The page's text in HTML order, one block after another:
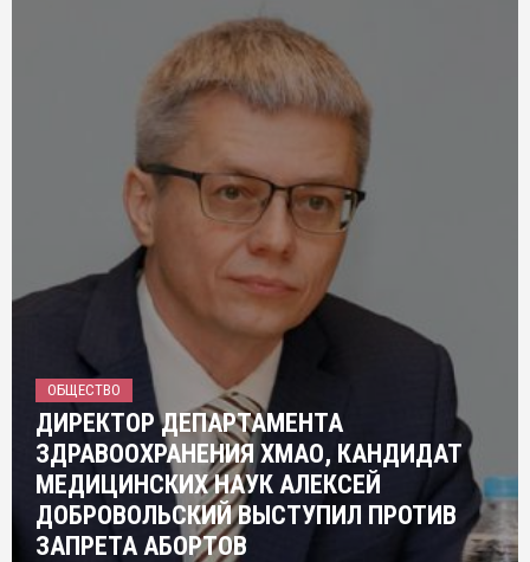
ОБЩЕСТВО
ДИРЕКТОР ДЕПАРТАМЕНТА
ЗДРАВООХРАНЕНИЯ ХМАО, КАНДИДАТ
МЕДИЦИНСКИХ НАУК АЛЕКСЕЙ
ДОБРОВОЛЬСКИЙ ВЫСТУПИЛ ПРОТИВ
ЗАПРЕТА АБОРТОВ